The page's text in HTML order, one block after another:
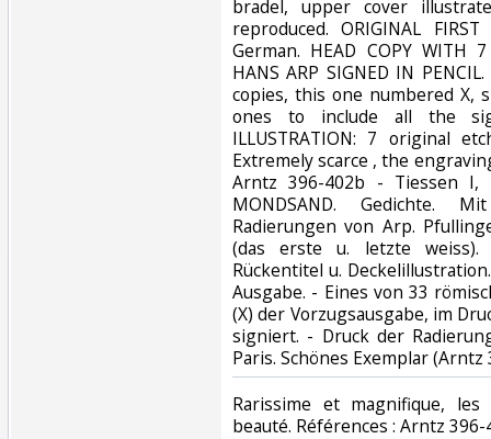
bradel, upper cover
reproduced. ORIGINAL
German. HEAD COPY WITH 7
HANS ARP SIGNED IN
copies, this one numbered X,
ones to include all the
ILLUSTRATION: 7 original
Extremely scarce , the
Arntz 396-402b - Tiessen I,
MONDSAND. Gedichte.
Radierungen von Arp.
(das erste u. letzte weiss).
Rückentitel u.
Ausgabe. - Eines von 33
(X) der Vorzugsausgabe, im
signiert. - Druck der
Paris. Schönes Exemplar
‎Rarissime et magnifique,
beauté. Références : Arntz